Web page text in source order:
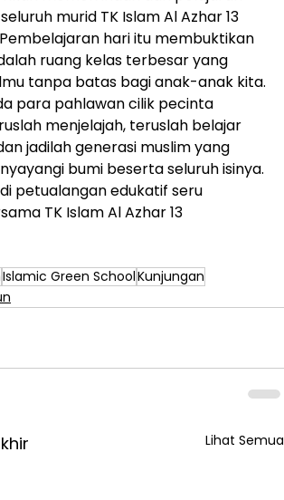
murid TK Islam Al Azhar 13
hari itu membuktikan
ruang kelas terbesar yang
tanpa batas bagi anak-anak kita.
para pahlawan cilik pecinta
menjelajah, teruslah belajar
jadilah generasi muslim yang
bumi beserta seluruh isinya.
petualangan edukatif seru
TK Islam Al Azhar 13
Islamic Green SchoolKunjungan
Lihat Semua